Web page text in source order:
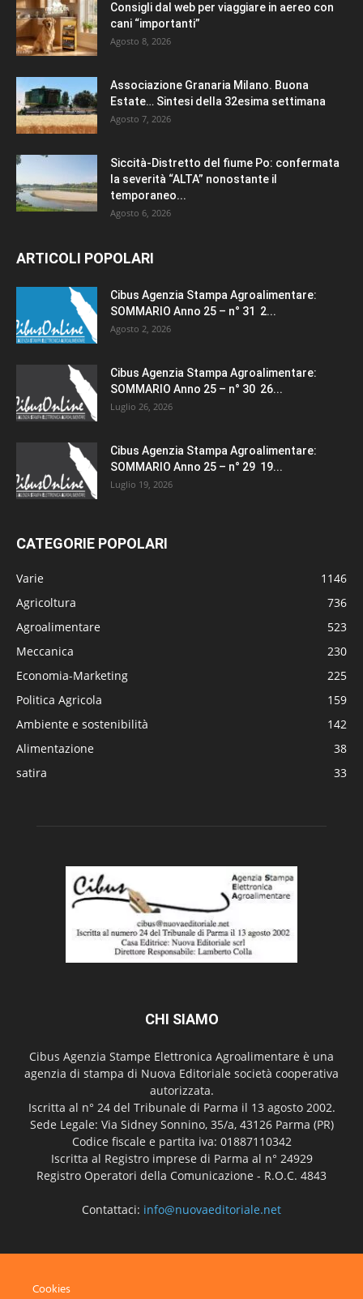
Consigli dal web per viaggiare in aereo con
cani “importanti”
Agosto 8, 2026
Associazione Granaria Milano. Buona
Estate… Sintesi della 32esima settimana
Agosto 7, 2026
Siccità-Distretto del fiume Po: confermata
la severità “ALTA” nonostante il
temporaneo...
Agosto 6, 2026
ARTICOLI POPOLARI
Cibus Agenzia Stampa Agroalimentare:
SOMMARIO Anno 25 – n° 31 2...
Agosto 2, 2026
Cibus Agenzia Stampa Agroalimentare:
SOMMARIO Anno 25 – n° 30 26...
Luglio 26, 2026
Cibus Agenzia Stampa Agroalimentare:
SOMMARIO Anno 25 – n° 29 19...
Luglio 19, 2026
CATEGORIE POPOLARI
Varie
1146
Agricoltura
736
Agroalimentare
523
Meccanica
230
Economia-Marketing
225
Politica Agricola
159
Ambiente e sostenibilità
142
Alimentazione
38
satira
33
CHI SIAMO
Cibus Agenzia Stampe Elettronica Agroalimentare è una
agenzia di stampa di Nuova Editoriale società cooperativa
autorizzata.
Iscritta al n° 24 del Tribunale di Parma il 13 agosto 2002.
Sede Legale: Via Sidney Sonnino, 35/a, 43126 Parma (PR)
Codice fiscale e partita iva: 01887110342
Iscritta al Registro imprese di Parma al n° 24929
Registro Operatori della Comunicazione - R.O.C. 4843
Contattaci: info@nuovaeditoriale.net
Cookies